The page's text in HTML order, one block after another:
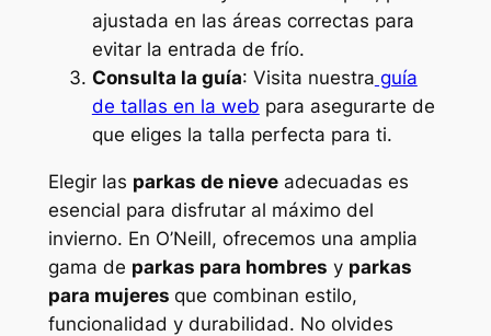
ajustada en las áreas correctas para
evitar la entrada de frío.
Consulta la guía: Visita nuestra guía
de tallas en la web para asegurarte de
que eliges la talla perfecta para ti.
Elegir las parkas de nieveadecuadas es
esencial para disfrutar al máximo del
invierno. En O’Neill, ofrecemos una amplia
gama de parkas para hombres y parkas
para mujeres que combinan estilo,
funcionalidad y durabilidad. No olvides